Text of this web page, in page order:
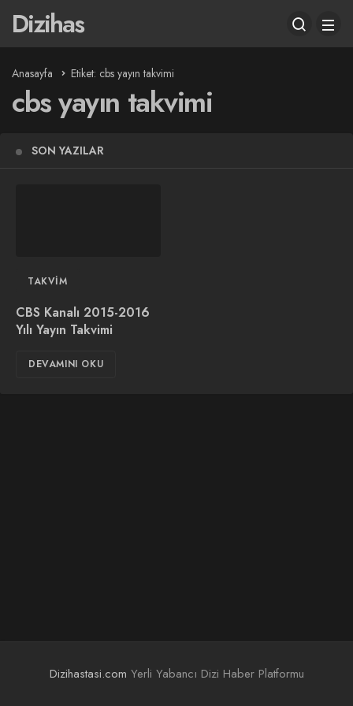
Dizihas
Anasayfa Etiket: cbs yayın takvimi
cbs yayın takvimi
SON YAZILAR
TAKVIM
CBS Kanalı 2015-2016
Yılı Yayın Takvimi
DEVAMINI OKU
Dizihastasi.com Yerli Yabancı Dizi Haber Platformu